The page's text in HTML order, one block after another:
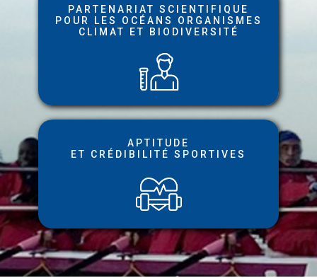
PARTENARIAT SCIENTIFIQUE
POUR LES OCÉANS ORGANISMES
CLIMAT ET BIODIVERSITÉ
APTITUDE
ET CRÉDIBILITÉ SPORTIVES